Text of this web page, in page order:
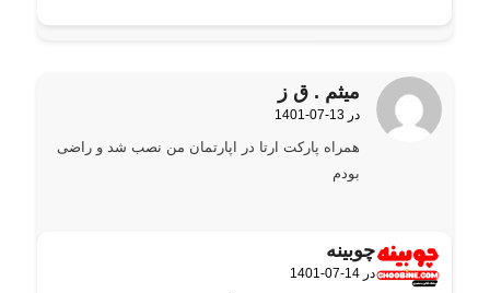
میثم . ق ز
گفته:1401-07-13 در
همراه پارکت ارتا در اپارتمان من نصب شد و راضی
بودم
چوبینه
گفته:1401-07-14 در